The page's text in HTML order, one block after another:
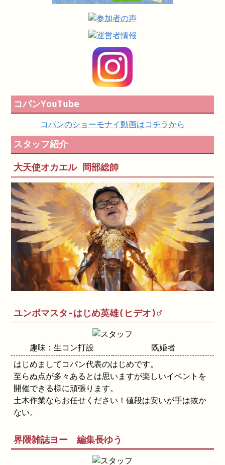
コパンYouTube
コパンのショーモナイ動画はコチラから
スタッフ紹介
大天使オカエル 岡部総帥
ユンボマスタ-はじめ英雄(ヒデオ)♂
趣味：生コン打設
既婚者
はじめましてコパン代表のはじめです。
至らぬ点が多々あるとは思いますが楽しいイベントを
開催できる様に頑張ります。
土木作業ならお任せください！値段は安いが手は抜か
ない。
界隈雑誌ヨー 編集長ゆう